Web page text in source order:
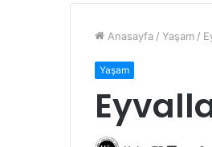
Anasayfa / Yaşam /
Yaşam